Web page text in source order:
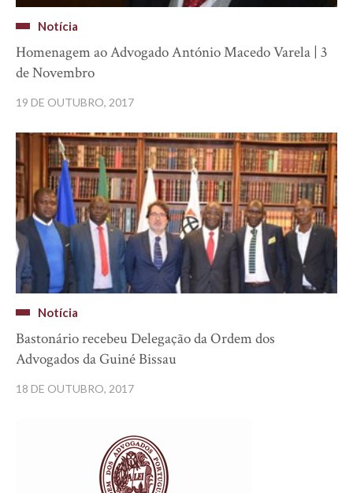
Notícia
Homenagem ao Advogado António Macedo Varela | 3
de Novembro
19 DE OUTUBRO, 2017
Notícia
Bastonário recebeu Delegação da Ordem dos
Advogados da Guiné Bissau
18 DE OUTUBRO, 2017